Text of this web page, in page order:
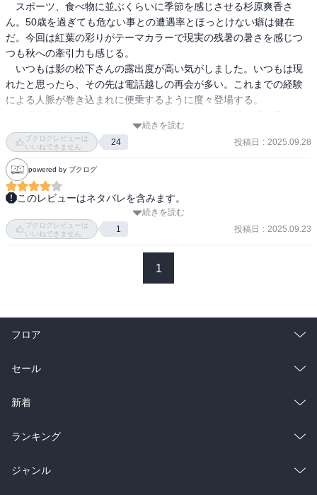
スポーツ、食べ物に並ぶくらいに季節を感じさせる杉原爽香さ
ん。50歳を過ぎても危ない事との遭遇率とほっとけない癖は健在
だ。今回は紅葉の彩りがテーマカラーで現実の残暑の暑さを感じつ
つも秋への牽引力も感じる。
いつもは影の松下さんの露出度が高い気がしました。いつもは現
れたと思ったら、その先は電話越しの再会が多い。これまでの経験
による人脈が巻き込まれに便乗するように度々登場する。
改めて認識した。自分の衰えと共に登場人物達の成長も自然と納得
できる。
続きを読む
ブクログレビューは
いいねできません
24 投稿日 : 2025.09.28
powered by ブクログ
このレビューはネタバレを含みます。
もはや事件はどうでもよく、主人公たちの今が気になるから読んで
なんと、爽香と明男がこの巻で銀婚式とは！
そろそろ作者の寿命も心配になり、シリーズ途中で絶筆になる可能
は永遠に終わらないのかな、という気がしてきた。
続きを読む
ブクログレビューは
いいねできません
1 投稿日 : 2025.09.23
1
フロア
総合
ラノベ
雑誌・グラビア
BL・TL
セール
総合
ラノベ
雑誌・グラビア
新着
総合
ラノベ
ランキング
総合
ジャンル